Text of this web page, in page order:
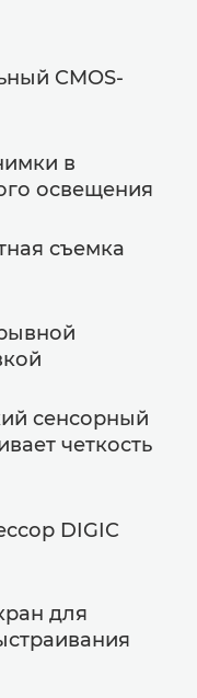
CMOS-
в
освещения
съемка
сенсорный
четкость
DIGIC
для